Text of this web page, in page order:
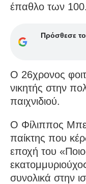
έπαθλο των
Πρόσθεσε
Ο 26χρονος
νικητής στην
παιχνιδιού.
Ο Φίλιππος
παίκτης που
εποχή του
συνολικά στην